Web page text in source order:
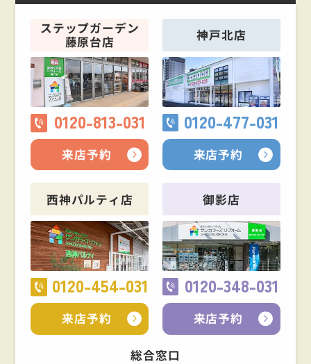
ステップガーデン
藤原台店
0120-813-031
来店予約
神戸北店
0120-477-031
来店予約
西神パルティ店
0120-454-031
来店予約
御影店
0120-348-031
来店予約
総合窓口